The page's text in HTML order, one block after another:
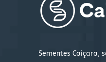
Sementes Caiçara,